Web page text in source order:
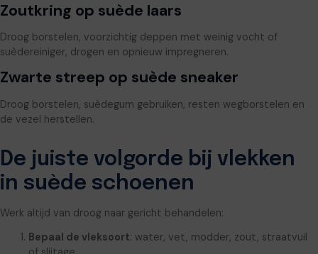
Zoutkring op suède laars
Droog borstelen, voorzichtig deppen met weinig vocht of
suèdereiniger, drogen en opnieuw impregneren.
Zwarte streep op suède sneaker
Droog borstelen, suèdegum gebruiken, resten wegborstelen en
de vezel herstellen.
De juiste volgorde bij vlekken
in suède schoenen
Werk altijd van droog naar gericht behandelen:
Bepaal de vleksoort: water, vet, modder, zout, straatvuil